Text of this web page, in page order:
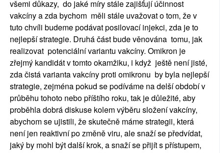
všemi důkazy, do jaké míry stále zajišťují účinnost
vakcíny a zda bychom měli stále uvažovat o tom, že v
tuto chvíli budeme podávat posilovací injekci, zda je to
nejlepší strategie. Druhá část bude věnována tomu, jak
realizovat potenciální variantu vakcíny. Omikron je
zřejmý kandidát v tomto okamžiku, i když ještě není jisté,
zda čistá varianta vakcíny proti omikronu by byla nejlepší
strategie, zejména pokud se podíváme na delší období v
průběhu tohoto nebo příštího roku, tak je důležité, aby
proběhla dobrá diskuse kolem výběru složení vakcíny,
abychom se ujistili, že skutečně máme strategii, která
není jen reaktivní po změně viru, ale snaží se předvídat,
jaký by mohl být další krok, a snaží se přijít s přístupem,